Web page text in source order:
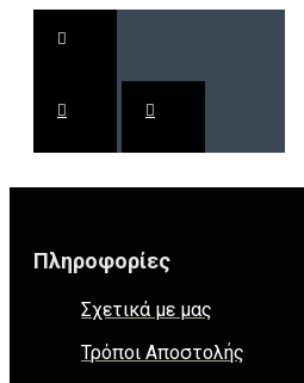
Πληροφορίες
Σχετικά με μας
Τρόποι Αποστολής